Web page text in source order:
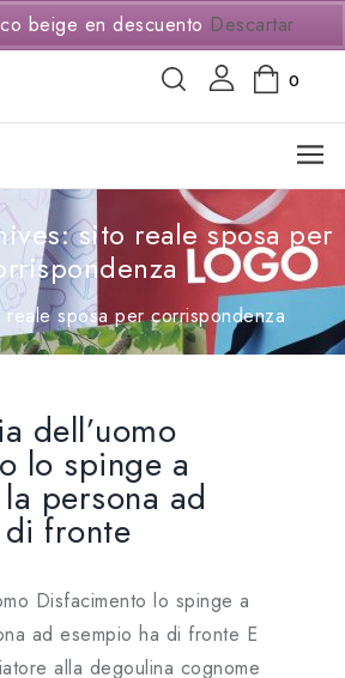
3114294650
0
sito reale sposa per
reale sposa per corrispondenza
dell’uomo
lo spinge a
persona ad
fronte
Disfacimento lo spinge a
ad esempio ha di fronte E
alla degoulina cognome
beige en descuento Descartar